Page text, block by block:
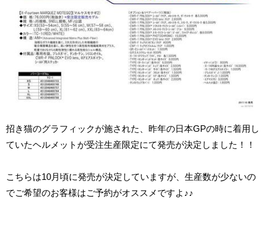
招き猫のグラフィックが施された、昨年の日本GPの時に着用し
ていたヘルメットが受注生産限定にて発売が決定しました！！
こちらは10月頃に発売が決定していますが、生産数が少ないの
でご希望のお客様はご予約がオススメですよ♪♪